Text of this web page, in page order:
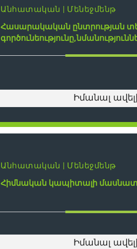
Անհատական | Մենեջմենթ
Հասարակական ընտրության
Իմանալ
Անհատական | Մենեջմենթ
Հիմնական կապիտալի
Իմանալ